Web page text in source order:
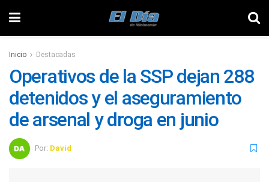
Inicio Destacadas
Operativos de la SSP dejan 288
detenidos y el aseguramiento
de arsenal y droga en junio
Por: David